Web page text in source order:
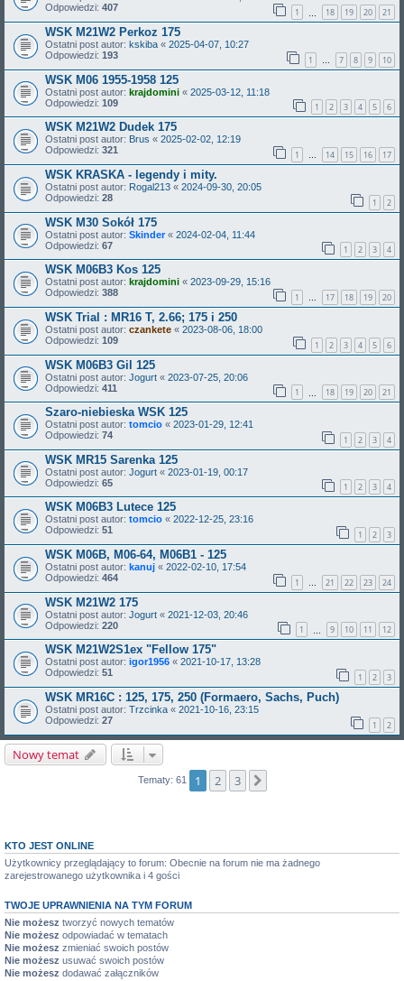
Odpowiedzi: 407 1 18 19 20 21
WSK M21W2 Perkoz 175
Ostatni post autor: kskiba « 2025-04-07, 10:27
Odpowiedzi: 193 1 … 7 8 9 10
WSK M06 1955-1958 125
Ostatni post autor: krajdomini « 2025-03-12, 11:18
Odpowiedzi: 109 1 2 3 4 5 6
WSK M21W2 Dudek 175
Ostatni post autor: Brus « 2025-02-02, 12:19
Odpowiedzi: 321 1 … 14 15 16 17
WSK KRASKA - legendy i mity.
Ostatni post autor: Rogal213 « 2024-09-30, 20:05
Odpowiedzi: 28 1 2
WSK M30 Sokół 175
Ostatni post autor: Skinder« 2024-02-04, 11:44
Odpowiedzi: 67 1 2 3 4
WSK M06B3 Kos 125
Ostatni post autor: krajdomini « 2023-09-29, 15:16
Odpowiedzi: 388 1 … 17 18 19 20
WSK Trial : MR16 T, 2.66; 175 i 250
Ostatni post autor: czankete « 2023-08-06, 18:00
Odpowiedzi: 109 1 2 3 4 5 6
WSK M06B3 Gil 125
Ostatni post autor: Jogurt « 2023-07-25, 20:06
Odpowiedzi: 411 1 18 19 20 21
Szaro-niebieska WSK 125
Ostatni post autor: tomcio « 2023-01-29, 12:41
Odpowiedzi: 74 1 2 3 4
WSK MR15 Sarenka 125
Ostatni post autor: Jogurt « 2023-01-19, 00:17
Odpowiedzi: 65 1 2 3 4
WSK M06B3 Lutece 125
Ostatni post autor: tomcio « 2022-12-25, 23:16
Odpowiedzi: 51 1 2 3
WSK M06B, M06-64, M06B1 - 125
Ostatni post autor: kanuj « 2022-02-10, 17:54
Odpowiedzi: 464 1 … 21 22 23 24
WSK M21W2 175
Ostatni post autor: Jogurt « 2021-12-03, 20:46
Odpowiedzi: 220 1 9 10 11 12
WSK M21W2S1ex "Fellow 175"
Ostatni post autor: igor1956 « 2021-10-17, 13:28
Odpowiedzi: 51 1 2 3
WSK MR16C : 125, 175, 250 (Formaero, Sachs, Puch)
Ostatni post autor: Trzcinka « 2021-10-16, 23:15
Odpowiedzi: 27 1 2
Nowy temat
Tematy: 61 1 2 3
KTO JEST ONLINE
Użytkownicy przeglądający to forum: Obecnie na forum nie ma żadnego
zarejestrowanego użytkownika i 4 gości
TWOJE UPRAWNIENIA NA TYM FORUM
Nie możesz tworzyć nowych tematów
Nie możesz odpowiadać w tematach
Nie możesz zmieniać swoich postów
Nie możesz usuwać swoich postów
Nie możesz dodawać załączników